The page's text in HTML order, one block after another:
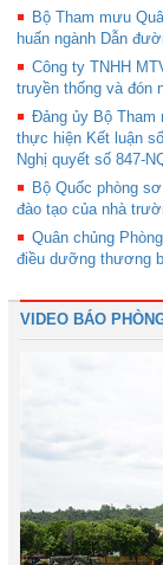
Bộ Tham mưu
huấn ngành Dẫn
Công ty TNHH
truyền thống và đón
Đảng ủy Bộ Tham
thực hiện Kết luận
Nghị quyết số 847-
Bộ Quốc phòng
đào tạo của nhà
Quân chủng
điều dưỡng thương
VIDEO BÁO